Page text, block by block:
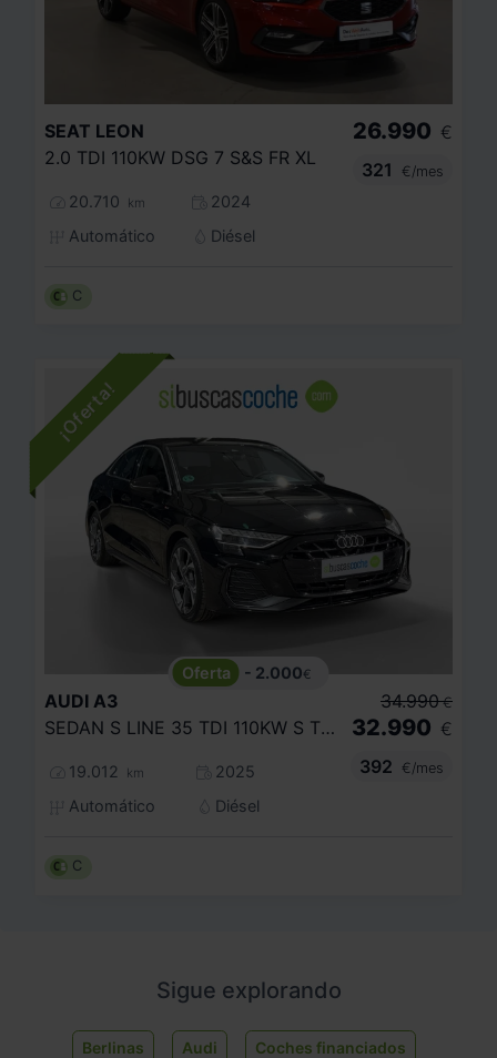
SEAT LEON
2.0 TDI 110KW DSG 7 S&S FR XL
20.710 km
2024
Automático
Diésel
26.990 €
321
€/mes
C
- 2.000€
AUDI A3
SEDAN S LINE 35 TDI 110KW S TRONIC
19.012 km
2025
Automático
Diésel
34.990 €
32.990 €
392
€/mes
C
Sigue explorando
Berlinas Audi Coches financiados